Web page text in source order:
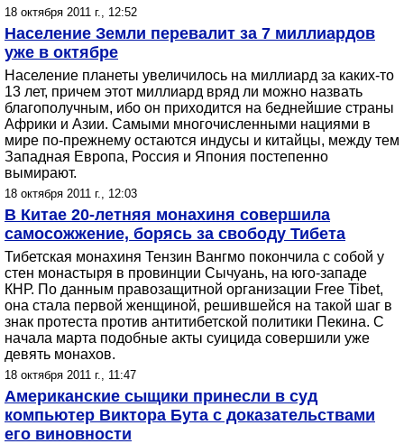
18 октября 2011 г., 12:52
Население Земли перевалит за 7 миллиардов
уже в октябре
Население планеты увеличилось на миллиард за каких-то
13 лет, причем этот миллиард вряд ли можно назвать
благополучным, ибо он приходится на беднейшие страны
Африки и Азии. Самыми многочисленными нациями в
мире по-прежнему остаются индусы и китайцы, между тем
Западная Европа, Россия и Япония постепенно
вымирают.
18 октября 2011 г., 12:03
В Китае 20-летняя монахиня совершила
самосожжение, борясь за свободу Тибета
Тибетская монахиня Тензин Вангмо покончила с собой у
стен монастыря в провинции Сычуань, на юго-западе
КНР. По данным правозащитной организации Free Tibet,
она стала первой женщиной, решившейся на такой шаг в
знак протеста против антитибетской политики Пекина. С
начала марта подобные акты суицида совершили уже
девять монахов.
18 октября 2011 г., 11:47
Американские сыщики принесли в суд
компьютер Виктора Бута с доказательствами
его виновности